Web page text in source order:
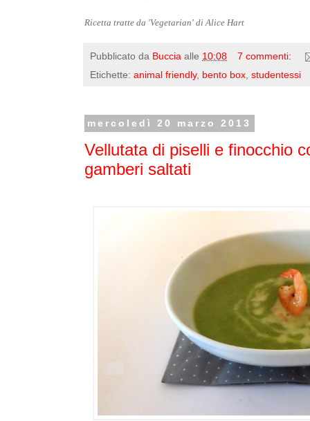
Ricetta tratte da 'Vegetarian' di Alice Hart
Pubblicato da Buccia alle 10:08
7 commenti:
Etichette: animal friendly, bento box, studentessi
mercoledì 20 marzo 2013
Vellutata di piselli e finocchio
gamberi saltati